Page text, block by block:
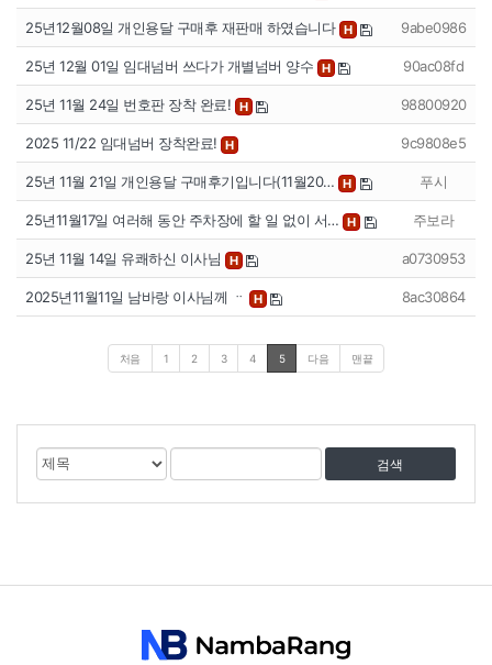
25년12월08일 개인용달 구매후 재판매 하였습니다 H 9abe0986
25년 12월 01일 임대넘버 쓰다가 개별넘버 양수 H 90ac08fd
25년 11월 24일 번호판 장착 완료! H 98800920
2025 11/22 임대넘버 장착완료! H 9c9808e5
25년 11월 21일 개인용달 구매후기입니다(11월20… H 푸시
25년11월17일 여러해 동안 주차장에 할 일 없이 서… H 주보라
25년 11월 14일 유쾌하신 이사님 H a0730953
2025년11월11일 남바랑 이사님께 ᆢ H 8ac30864
처음 1 2 3 4 5 다음 맨끝
게
물
검
색
대
검
어